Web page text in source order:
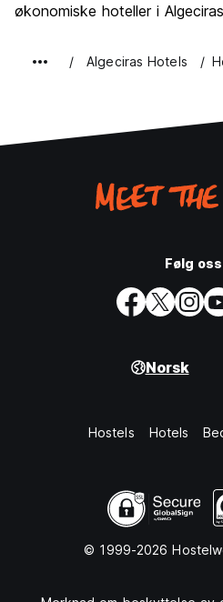
økonomiske hoteller i
Algeciras Hotels
Følg
Norsk
Hostels Hotels
© 1999-2026